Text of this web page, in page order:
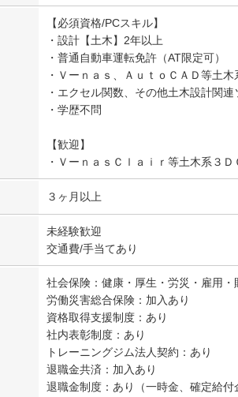
【必須資格/PCスキル】
・設計【土木】2年以上
・普通自動車運転免許（AT限定可）
・Ｖーｎａｓ、ＡｕｔｏＣＡＤ等土木
・エクセル関数、その他土木設計関
・学歴不問
【歓迎】
・ＶーｎａｓＣｌａｉｒ等土木系３
３ヶ月以上
未経験歓迎
交通費/手当てあり
社会保険：健康・厚生・労災・雇用・
労働災害総合保険：加入あり
資格取得支援制度：あり
社内表彰制度：あり
トレーニングジム法人契約：あり
退職金共済：加入あり
退職金制度：あり（一時金、確定給付